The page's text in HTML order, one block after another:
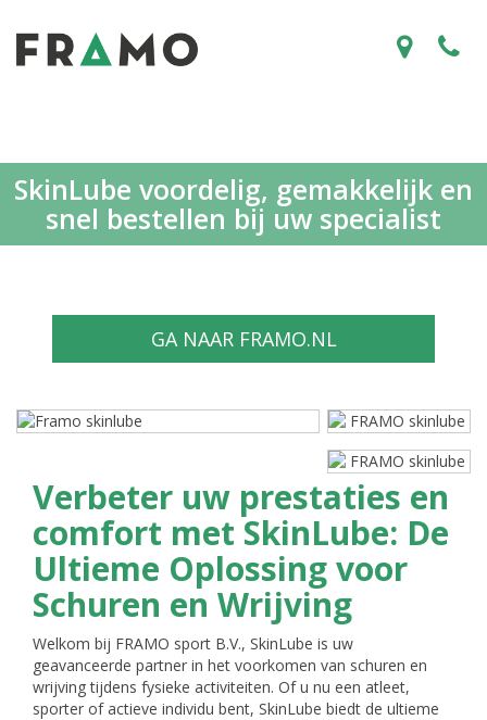
SkinLube voordelig, gemakkelijk en
snel bestellen bij uw specialist
GA NAAR FRAMO.NL
Verbeter uw prestaties en
comfort met SkinLube: De
Ultieme Oplossing voor
Schuren en Wrijving
Welkom bij FRAMO sport B.V., SkinLube is uw
geavanceerde partner in het voorkomen van schuren en
wrijving tijdens fysieke activiteiten. Of u nu een atleet,
sporter of actieve individu bent, SkinLube biedt de ultieme